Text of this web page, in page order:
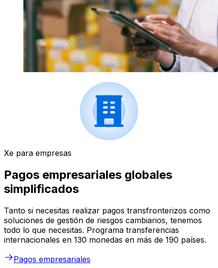
Xe para empresas
Pagos empresariales globales
simplificados
Tanto si necesitas realizar pagos transfronterizos como
soluciones de gestión de riesgos cambiarios, tenemos
todo lo que necesitas. Programa transferencias
internacionales en 130 monedas en más de 190 países.
Pagos empresariales